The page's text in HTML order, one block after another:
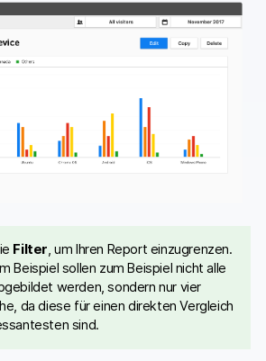
Filter, um Ihren Report einzugrenzen.
Beispiel sollen zum Beispiel nicht alle
werden, sondern nur vier
da diese für einen direkten Vergleich
sind.